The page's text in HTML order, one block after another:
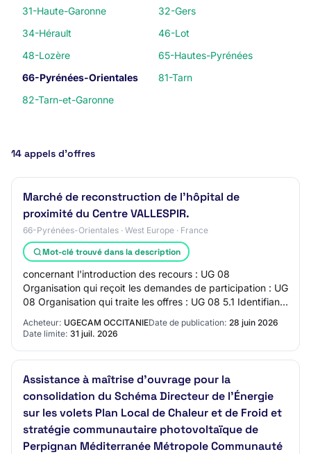
31-Haute-Garonne
32-Gers
34-Hérault
46-Lot
48-Lozère
65-Hautes-Pyrénées
66-Pyrénées-Orientales
81-Tarn
82-Tarn-et-Garonne
14 appels d’offres
Marché de reconstruction de l'hôpital de
proximité du Centre VALLESPIR.
66-Pyrénées-Orientales · West Europe · France
Mot-clé trouvé dans la description
concernant l'introduction des recours : UG 08
Organisation qui reçoit les demandes de participation : UG
08 Organisation qui traite les offres : UG 08 5.1 Identifiant
Acheteur: UGECAM OCCITANIEDate de publication: 28 juin 2026
Date limite: 31 juil. 2026
Assistance à maîtrise d'ouvrage pour la
consolidation du Schéma Directeur de l'Énergie
sur les volets Plan Local de Chaleur et de Froid et
stratégie communautaire photovoltaïque de
Perpignan Méditerranée Métropole Communauté